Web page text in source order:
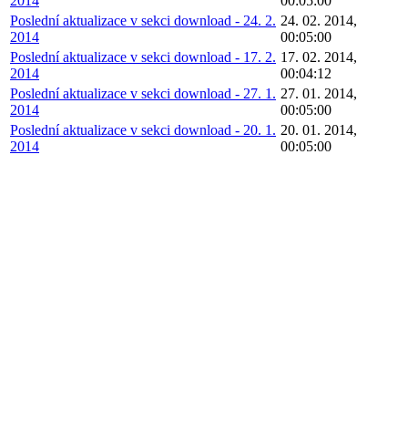
Poslední aktualizace v sekci download - 24. 2.
2014
24. 02. 2014,
00:05:00
Poslední aktualizace v sekci download - 17. 2.
2014
17. 02. 2014,
00:04:12
Poslední aktualizace v sekci download - 27. 1.
2014
27. 01. 2014,
00:05:00
Poslední aktualizace v sekci download - 20. 1.
2014
20. 01. 2014,
00:05:00